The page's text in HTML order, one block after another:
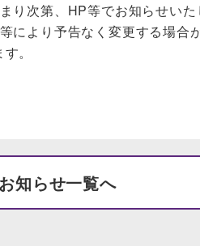
り次第、HP等でお知らせいた
より予告なく変更する場合
。
お知らせ一覧へ